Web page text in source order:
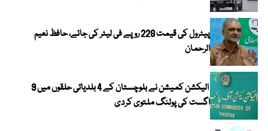
پیٹرول کی قیمت 228 روپے فی لیٹر کی جائے، حافظ نعیم
الرحمان
الیکشن کمیشن نے بلوچستان کے 4 بلدیاتی حلقوں میں 9
اگست کی پولنگ ملتوی کردی